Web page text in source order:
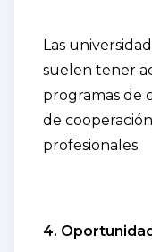
Las
suelen tener
programas de
de
profesionales.
4.